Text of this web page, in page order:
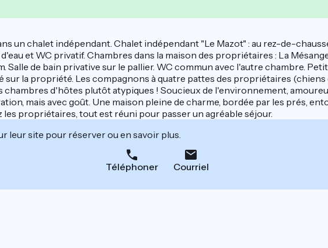
un chalet indépendant. Chalet indépendant "Le Mazot" : au rez-de-
et WC privatif. Chambres dans la maison des propriétaires : La
Salle de bain privative sur le pallier. WC commun avec l'autre chambre.
sur la propriété. Les compagnons à quatre pattes des propriétaires (chiens
d'hôtes plutôt atypiques ! Soucieux de l'environnement,
mais avec goût. Une maison pleine de charme, bordée par les prés,
les propriétaires, tout est réuni pour passer un agréable séjour.
leur site pour réserver ou en savoir plus.
Téléphoner Courriel